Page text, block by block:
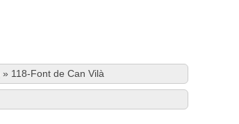
» 118-Font de Can Vilà